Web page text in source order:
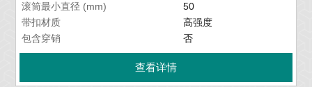
滚筒最小直径 (mm)
50
带扣材质
高强度
包含穿销
否
查看详情